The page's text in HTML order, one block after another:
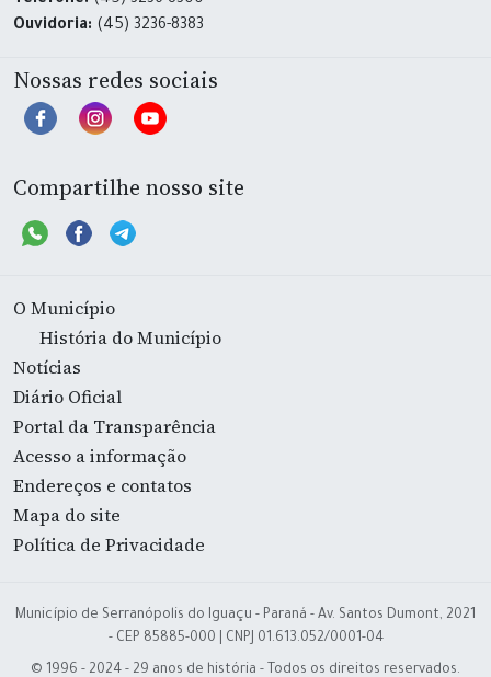
Ouvidoria: (45) 3236-8383
Nossas redes sociais
Compartilhe nosso site
O Município
História do Município
Notícias
Diário Oficial
Portal da Transparência
Acesso a informação
Endereços e contatos
Mapa do site
Política de Privacidade
Município de Serranópolis do Iguaçu - Paraná - Av. Santos Dumont, 2021
- CEP 85885-000 | CNPJ 01.613.052/0001-04
© 1996 - 2024 - 29 anos de história - Todos os direitos reservados.